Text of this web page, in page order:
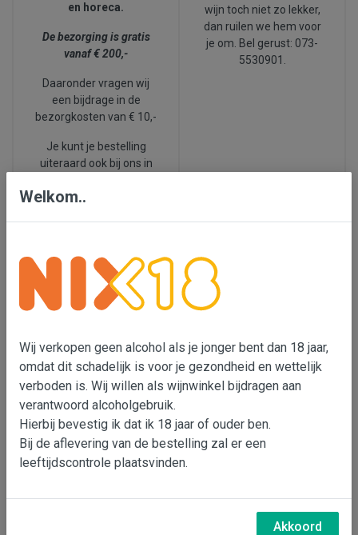
en horeca.
De bezorging is gratis
vanaf € 200,-
Daaronder vragen wij
een bijdrage in de
bezorgkosten van € 10,-
Je kunt je bestelling
uiteraard ook bij ons in
wijn toch niet zo lekker,
dan ruilen we hem voor
je om. Bel gerust: 073-
5530901.
Nix 18
dan 18 jaar, omdat dit
schadelijk is voor je
gezondheid en wettelijk
verboden is. Wij willen als
wijnimporteur bijdragen
aan verantwoord
alcoholgebruik. Er is met
onze transportpartners
twijfel over de leeftijd
proeverijen, check de
data in de balk hierboven
wijnproeverij
hier 🍷
ons in Den Bosch (15.00-
17.30 uur)
Welkom..
Wij verkopen geen alcohol als je jonger bent dan 18 jaar,
omdat dit schadelijk is voor je gezondheid en wettelijk
verboden is. Wij willen als wijnwinkel bijdragen aan
verantwoord alcoholgebruik.
Hierbij bevestig ik dat ik 18 jaar of ouder ben.
Bij de aflevering van de bestelling zal er een
leeftijdscontrole plaatsvinden.
Akkoord